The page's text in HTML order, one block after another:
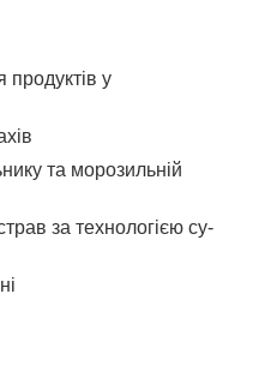
продуктів у
та морозильній
за технологією су-